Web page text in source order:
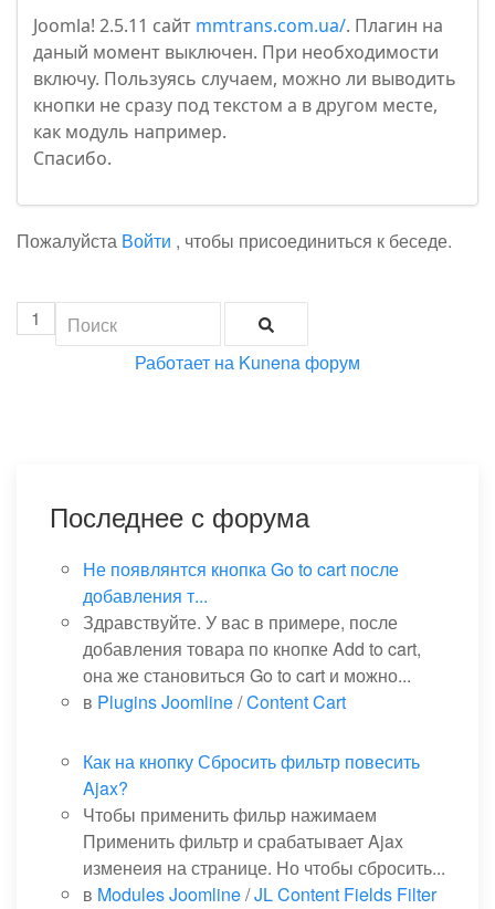
Joomla! 2.5.11 сайт mmtrans.com.ua/. Плагин на
даный момент выключен. При необходимости
включу. Пользуясь случаем, можно ли выводить
кнопки не сразу под текстом а в другом месте,
как модуль например.
Спасибо.
Пожалуйста Войти , чтобы присоединиться к беседе.
1
Работает на Kunena форум
Последнее с форума
Не появлянтся кнопка Go to cart после
добавления т...
Здравствуйте. У вас в примере, после
добавления товара по кнопке Add to cart,
она же становиться Go to cart и можно...
в Plugins Joomline/Content Cart
Как на кнопку Сбросить фильтр повесить
Ajax?
Чтобы применить фильр нажимаем
Применить фильтр и срабатывает Ajax
изменеия на странице. Но чтобы сбросить...
в Modules Joomline/JL Content Fields Filter